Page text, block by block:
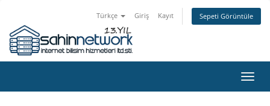
Türkçe Giriş Kayıt Sepeti Görüntüle